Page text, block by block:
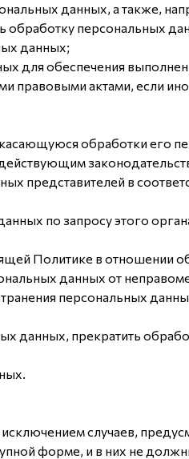
данных, а также,
персональных
данных;
для обеспечения
правовыми актами, если
обработки его
представителей в
по запросу этого
Политике в отношении
данных от
персональных
данных, прекратить
случаев,
форме, и в них не